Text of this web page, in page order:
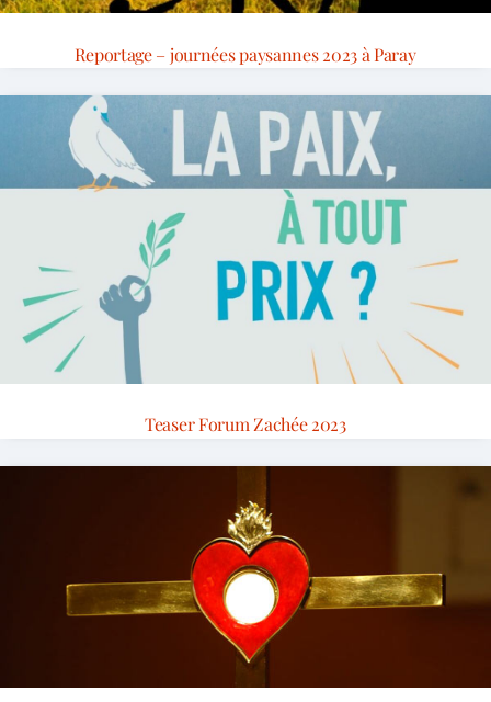
Reportage – journées paysannes 2023 à Paray
Teaser Forum Zachée 2023